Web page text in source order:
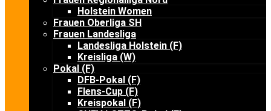
Holstein Women
Frauen Oberliga SH
Frauen Landesliga
Landesliga Holstein (F)
Kreisliga (W)
Pokal (F)
DFB-Pokal (F)
Flens-Cup (F)
Kreispokal (F)